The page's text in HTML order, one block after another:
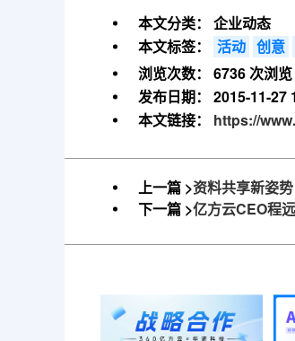
本文分类：
企业动态
本文标签：
活动 创意
浏览次数：
6736 次浏览
发布日期：
2015-11-27
本文链接：
https://
上一篇 >资料共享新姿
下一篇 >亿方云CEO程